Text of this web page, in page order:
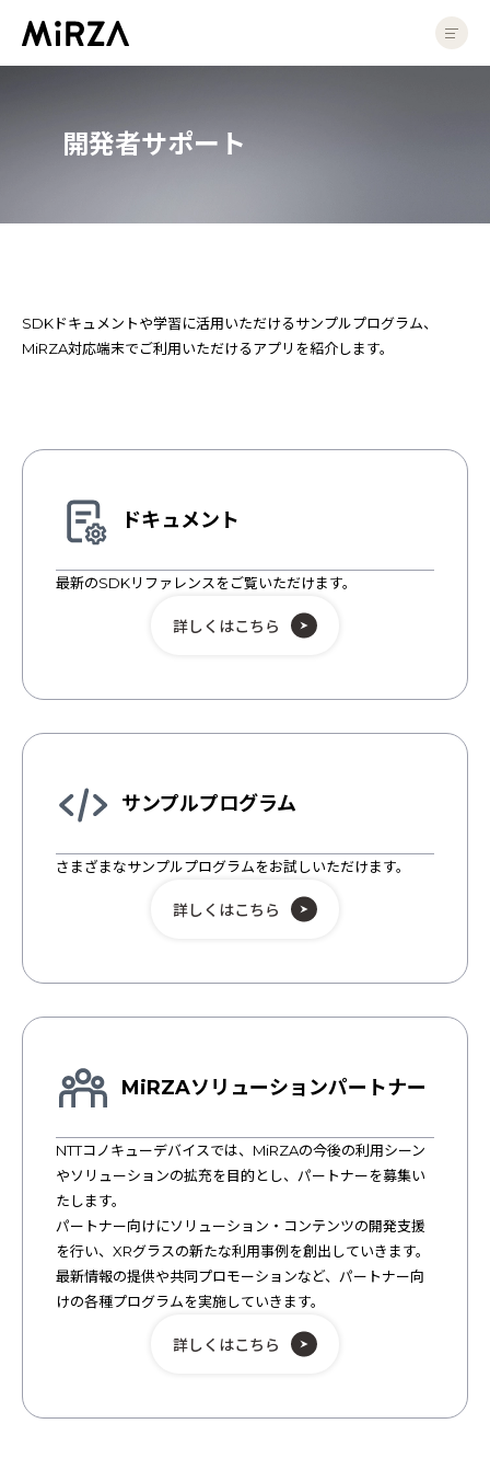
製品
アプリ紹介
法人
安心補償サービス
MiRZAソリューションパートナー
サポート
開発者ドキュメント
開発者サポート
SDKドキュメントや学習に活用いただけるサンプルプログラム、
MiRZA対応端末でご利用いただけるアプリを紹介します。
ドキュメント
最新のSDKリファレンスをご覧いただけます。
詳しくはこちら
サンプルプログラム
さまざまなサンプルプログラムをお試しいただけます。
詳しくはこちら
MiRZAソリューションパートナー
NTTコノキューデバイスでは、MiRZAの今後の利用シーン
やソリューションの拡充を目的とし、パートナーを募集い
たします。
パートナー向けにソリューション・コンテンツの開発支援
を行い、 XRグラスの新たな利用事例を創出していきます。
最新情報の提供や共同プロモーションなど、パートナー向
けの各種プログラムを実施していきます。
詳しくはこちら